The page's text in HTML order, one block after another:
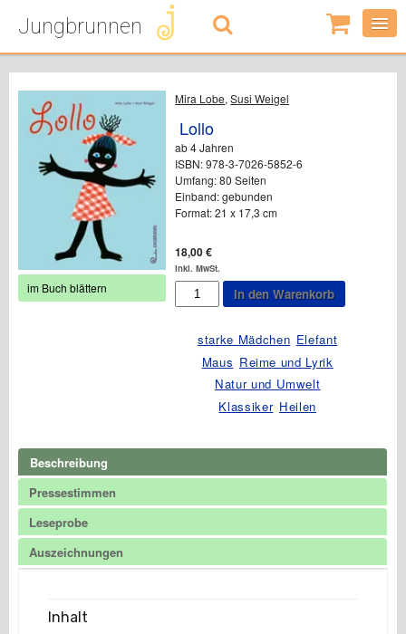
Jungbrunnen
0
Artikel
-
im Buch blättern
Mira Lobe,Susi Weigel
Lollo
ab 4 Jahren
ISBN: 978-3-7026-5852-6
Umfang: 80 Seiten
Einband: gebunden
Format: 21 x 17,3 cm
18,00€
inkl. MwSt.
Lollo
Menge
In den Warenkorb
starke Mädchen Elefant
Maus Reime und Lyrik
Natur und Umwelt
Klassiker Heilen
Beschreibung
Pressestimmen
Leseprobe
Auszeichnungen
Inhalt